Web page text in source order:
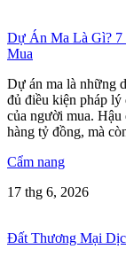
Dự Án Ma Là Gì?
Mua
Dự án ma là những
đủ điều kiện pháp lý
của người mua. Hậu
hàng tỷ đồng, mà
Cẩm nang
17 thg 6, 2026
Đất Thương Mại